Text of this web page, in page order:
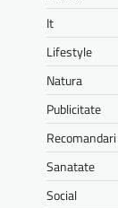
It
Lifestyle
Natura
Publicitate
Recomandari
Sanatate
Social